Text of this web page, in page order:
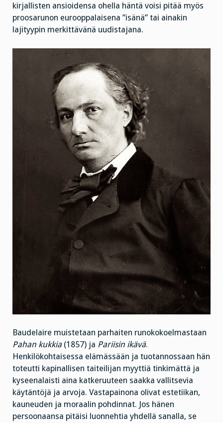
kirjallisten ansioidensa ohella häntä voisi pitää myös
proosarunon eurooppalaisena ”isänä” tai ainakin
lajityypin merkittävänä uudistajana.
Baudelaire muistetaan parhaiten runokokoelmastaan
Pahan kukkia (1857) ja Pariisin ikävä.
Henkilökohtaisessa elämässään ja tuotannossaan hän
toteutti kapinallisen taiteilijan myyttiä tinkimättä ja
kyseenalaisti aina katkeruuteen saakka vallitsevia
käytäntöjä ja arvoja. Vastapainona olivat estetiikan,
kauneuden ja moraalin pohdinnat. Jos hänen
persoonaansa pitäisi luonnehtia yhdellä sanalla, se